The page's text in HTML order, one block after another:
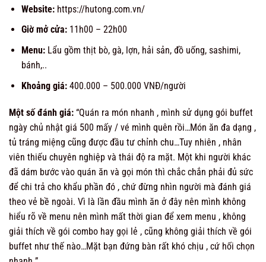
Website: https://hutong.com.vn/
Giờ mở cửa: 11h00 – 22h00
Menu: Lẩu gồm thịt bò, gà, lợn, hải sản, đồ uống, sashimi,
bánh,..
Khoảng giá: 400.000 – 500.000 VNĐ/người
Một số đánh giá: “Quán ra món nhanh , mình sử dụng gói buffet
ngày chủ nhật giá 500 mấy / vé mình quên rồi…Món ăn đa dạng ,
tủ tráng miệng cũng được đầu tư chỉnh chu…Tuy nhiên , nhân
viên thiếu chuyên nghiệp và thái độ ra mặt. Một khi người khác
đã dám bước vào quán ăn và gọi món thì chắc chắn phải đủ sức
để chi trả cho khẩu phần đó , chứ đừng nhìn người mà đánh giá
theo vẻ bề ngoài. Vì là lần đầu mình ăn ở đây nên mình không
hiểu rõ về menu nên mình mất thời gian để xem menu , không
giải thích về gói combo hay gọi lẻ , cũng không giải thích về gói
buffet như thế nào…Mặt bạn đứng bàn rất khó chịu , cứ hối chọn